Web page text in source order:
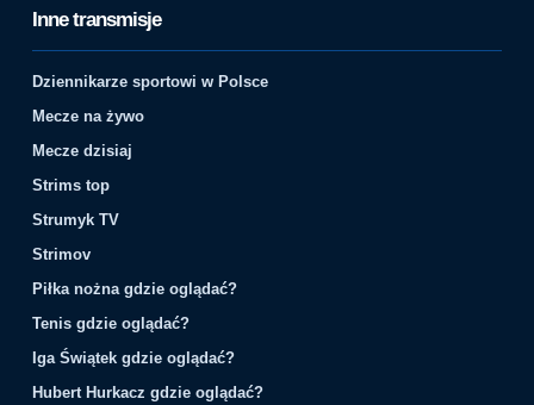
Inne transmisje
Dziennikarze sportowi w Polsce
Mecze na żywo
Mecze dzisiaj
Strims top
Strumyk TV
Strimov
Piłka nożna gdzie oglądać?
Tenis gdzie oglądać?
Iga Świątek gdzie oglądać?
Hubert Hurkacz gdzie oglądać?